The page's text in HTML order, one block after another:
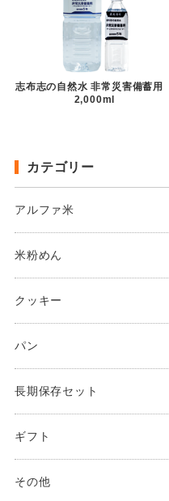
志布志の自然水 非常災害備蓄用
2,000ml
カテゴリー
アルファ米
米粉めん
クッキー
パン
長期保存セット
ギフト
その他